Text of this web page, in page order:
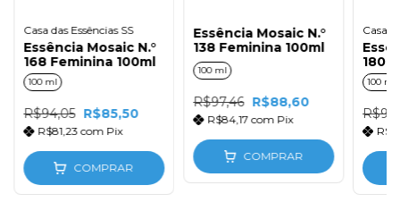
Casa das Essências SS
Essência Mosaic N.°
168 Feminina 100ml
100 ml
R$94,05 R$85,50
R$81,23 com Pix
COMPRAR
Essência Mosaic N.°
138 Feminina 100ml
100 ml
R$97,46 R$88,60
R$84,17com Pix
COMPRAR
Casa
180
100 ml